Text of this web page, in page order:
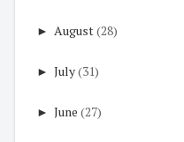
► August(28)
► July(31)
► June (27)